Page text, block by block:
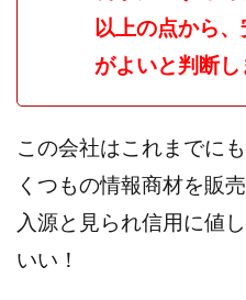
以上の点から
がよいと判断し
この会社はこれまでに
くつもの情報商材を販
入源と見られ信用に値
いい！
ライフデザイン出版合同会社
リッチ ギャザリング
リ
ワークホップ(Work Hop)
マネーの湖
マックス岩
フェールNaviシステム
ネオナビ